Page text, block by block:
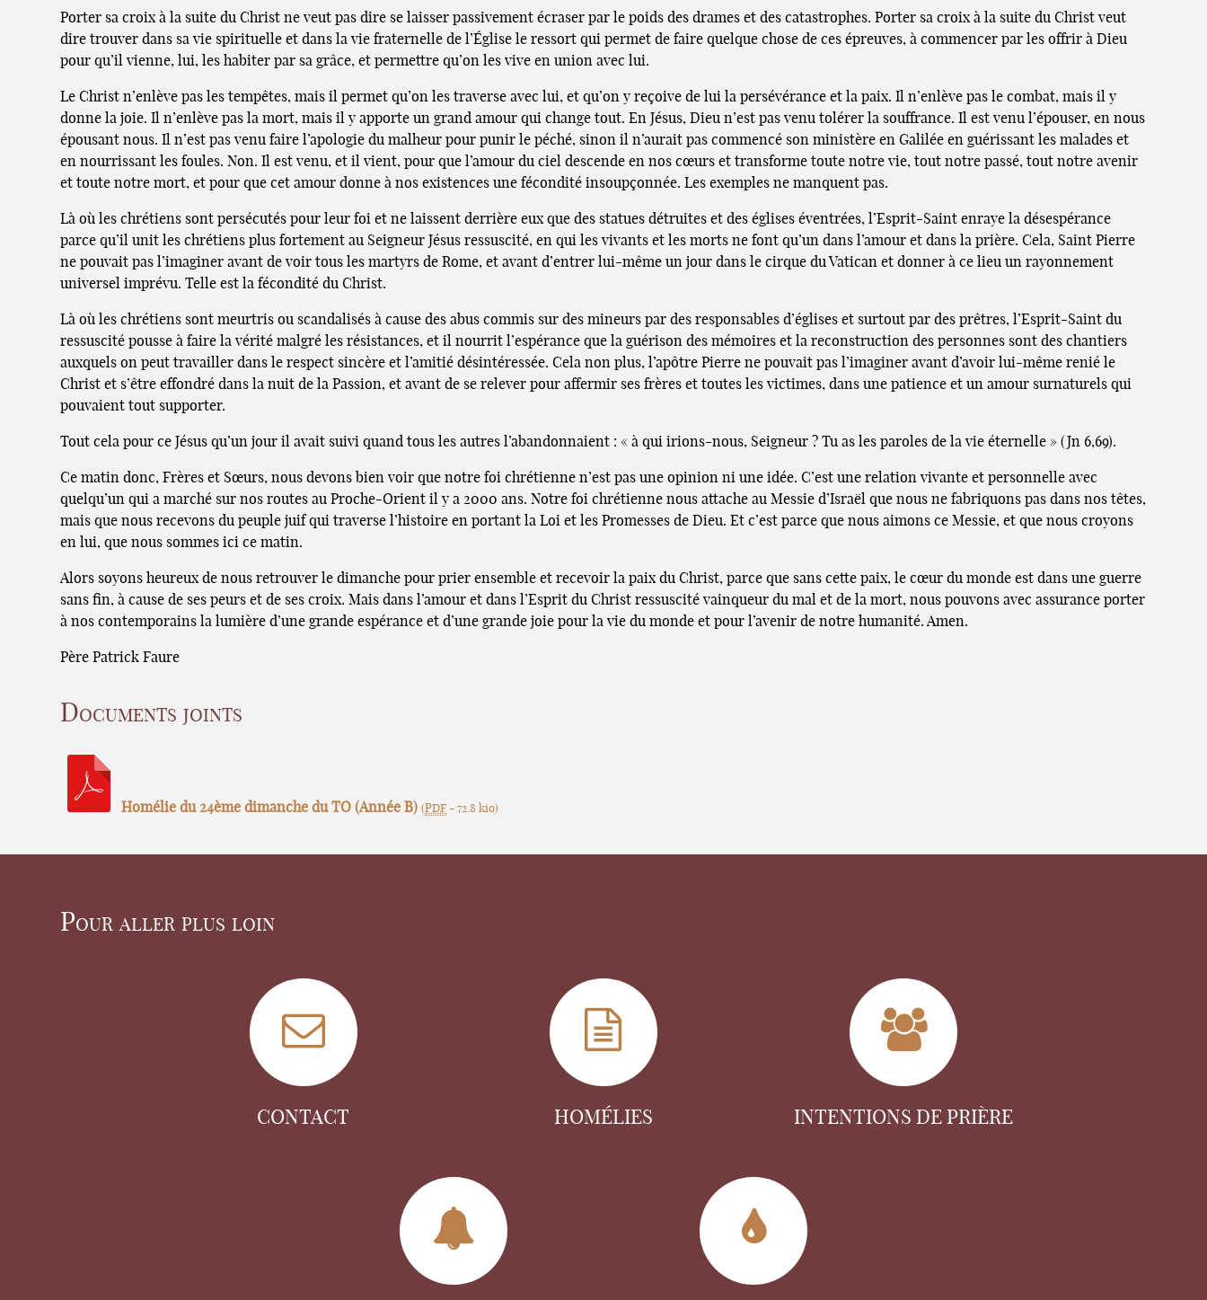
Porter sa croix à la suite du Christ ne veut pas dire se laisser passivement écraser par le poids des drames et des catastrophes. Porter sa croix à la suite du Christ veut
dire trouver dans sa vie spirituelle et dans la vie fraternelle de l’Église le ressort qui permet de faire quelque chose de ces épreuves, à commencer par les offrir à Dieu
pour qu’il vienne, lui, les habiter par sa grâce, et permettre qu’on les vive en union avec lui.
Le Christ n’enlève pas les tempêtes, mais il permet qu’on les traverse avec lui, et qu’on y reçoive de lui la persévérance et la paix. Il n’enlève pas le combat, mais il y
donne la joie. Il n’enlève pas la mort, mais il y apporte un grand amour qui change tout. En Jésus, Dieu n’est pas venu tolérer la souffrance. Il est venu l’épouser, en nous
épousant nous. Il n’est pas venu faire l’apologie du malheur pour punir le péché, sinon il n’aurait pas commencé son ministère en Galilée en guérissant les malades et
en nourrissant les foules. Non. Il est venu, et il vient, pour que l’amour du ciel descende en nos cœurs et transforme toute notre vie, tout notre passé, tout notre avenir
et toute notre mort, et pour que cet amour donne à nos existences une fécondité insoupçonnée. Les exemples ne manquent pas.
Là où les chrétiens sont persécutés pour leur foi et ne laissent derrière eux que des statues détruites et des églises éventrées, l’Esprit-Saint enraye la désespérance
parce qu’il unit les chrétiens plus fortement au Seigneur Jésus ressuscité, en qui les vivants et les morts ne font qu’un dans l’amour et dans la prière. Cela, Saint Pierre
ne pouvait pas l’imaginer avant de voir tous les martyrs de Rome, et avant d’entrer lui-même un jour dans le cirque du Vatican et donner à ce lieu un rayonnement
universel imprévu. Telle est la fécondité du Christ.
Là où les chrétiens sont meurtris ou scandalisés à cause des abus commis sur des mineurs par des responsables d’églises et surtout par des prêtres, l’Esprit-Saint du
ressuscité pousse à faire la vérité malgré les résistances, et il nourrit l’espérance que la guérison des mémoires et la reconstruction des personnes sont des chantiers
auxquels on peut travailler dans le respect sincère et l’amitié désintéressée. Cela non plus, l’apôtre Pierre ne pouvait pas l’imaginer avant d’avoir lui-même renié le
Christ et s’être effondré dans la nuit de la Passion, et avant de se relever pour affermir ses frères et toutes les victimes, dans une patience et un amour surnaturels qui
pouvaient tout supporter.
Tout cela pour ce Jésus qu’un jour il avait suivi quand tous les autres l’abandonnaient : « à qui irions-nous, Seigneur ? Tu as les paroles de la vie éternelle » (Jn 6,69).
Ce matin donc, Frères et Sœurs, nous devons bien voir que notre foi chrétienne n’est pas une opinion ni une idée. C’est une relation vivante et personnelle avec
quelqu’un qui a marché sur nos routes au Proche-Orient il y a 2000 ans. Notre foi chrétienne nous attache au Messie d’Israël que nous ne fabriquons pas dans nos têtes,
mais que nous recevons du peuple juif qui traverse l’histoire en portant la Loi et les Promesses de Dieu. Et c’est parce que nous aimons ce Messie, et que nous croyons
en lui, que nous sommes ici ce matin.
Alors soyons heureux de nous retrouver le dimanche pour prier ensemble et recevoir la paix du Christ, parce que sans cette paix, le cœur du monde est dans une guerre
sans fin, à cause de ses peurs et de ses croix. Mais dans l’amour et dans l’Esprit du Christ ressuscité vainqueur du mal et de la mort, nous pouvons avec assurance porter
à nos contemporains la lumière d’une grande espérance et d’une grande joie pour la vie du monde et pour l’avenir de notre humanité. Amen.
Père Patrick Faure
Documents joints
Homélie du 24ème dimanche du TO (Année B) ( PDF -72.8 kio)
Pour aller plus loin
CONTACT HOMÉLIES INTENTIONS DE PRIÈRE